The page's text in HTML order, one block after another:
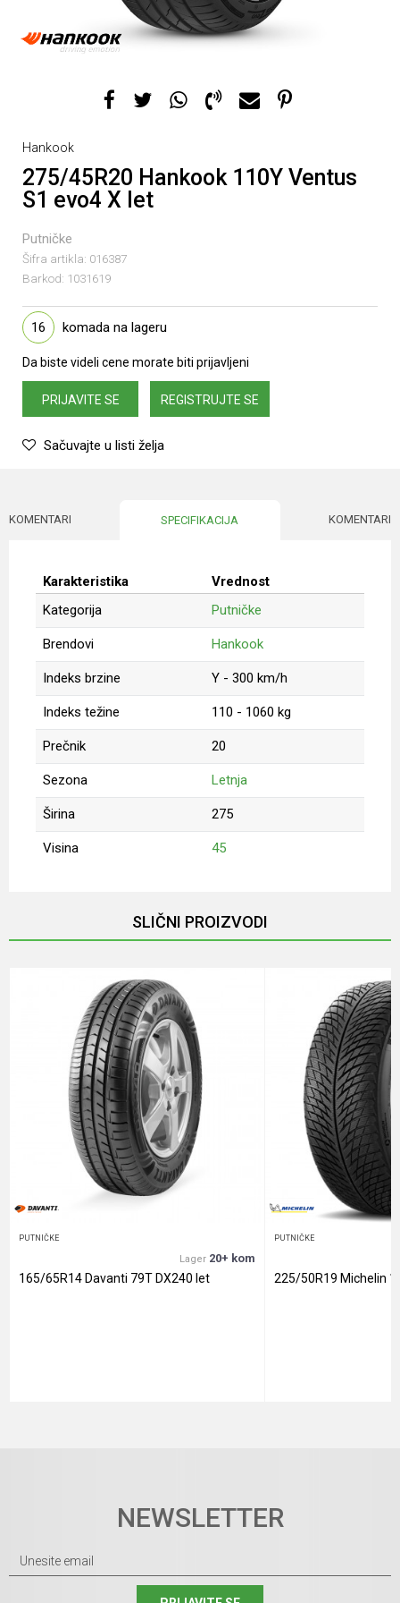
Hankook
275/45R20 Hankook 110Y Ventus
S1 evo4 X let
Putničke
Šifra artikla: 016387
Barkod: 1031619
16 komada na lageru
Da biste videli cene morate biti prijavljeni
PRIJAVITE SE REGISTRUJTE SE
Sačuvajte u listi želja
KOMENTARI SPECIFIKACIJA KOMENTARI
Karakteristika
Vrednost
Kategorija
Putničke
Brendovi Hankook
Indeks brzine Y - 300 km/h
Indeks težine 110 - 1060 kg
Prečnik 20
Sezona Letnja
Širina 275
Visina 45
POŠALJI
SLIČNI PROIZVODI
PUTNIČKE
Lager 20+ kom
165/65R14 Davanti 79T DX240 let
PUTNIČKE
225/50R19 Michelin
NEWSLETTER